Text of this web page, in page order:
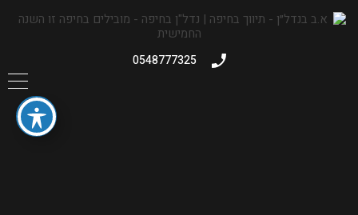
0548777325